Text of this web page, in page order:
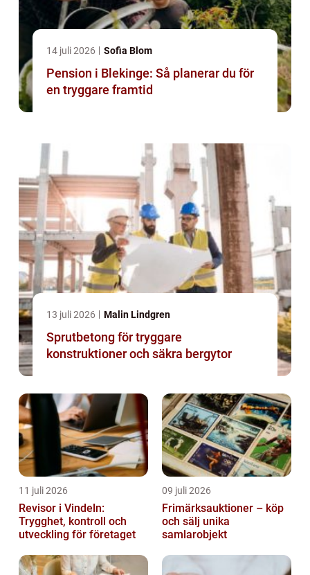
14 juli 2026 Sofia Blom
Pension i Blekinge: Så planerar du för
en tryggare framtid
13 juli 2026 Malin Lindgren
Sprutbetong för tryggare
konstruktioner och säkra bergytor
11 juli 2026
Revisor i Vindeln:
Trygghet, kontroll och
utveckling för företaget
09 juli 2026
Frimärksauktioner – köp
och sälj unika
samlarobjekt